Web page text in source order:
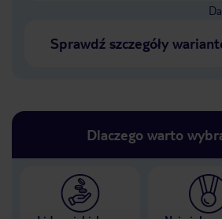
Sprawdź szczegóły
Dlaczego warto